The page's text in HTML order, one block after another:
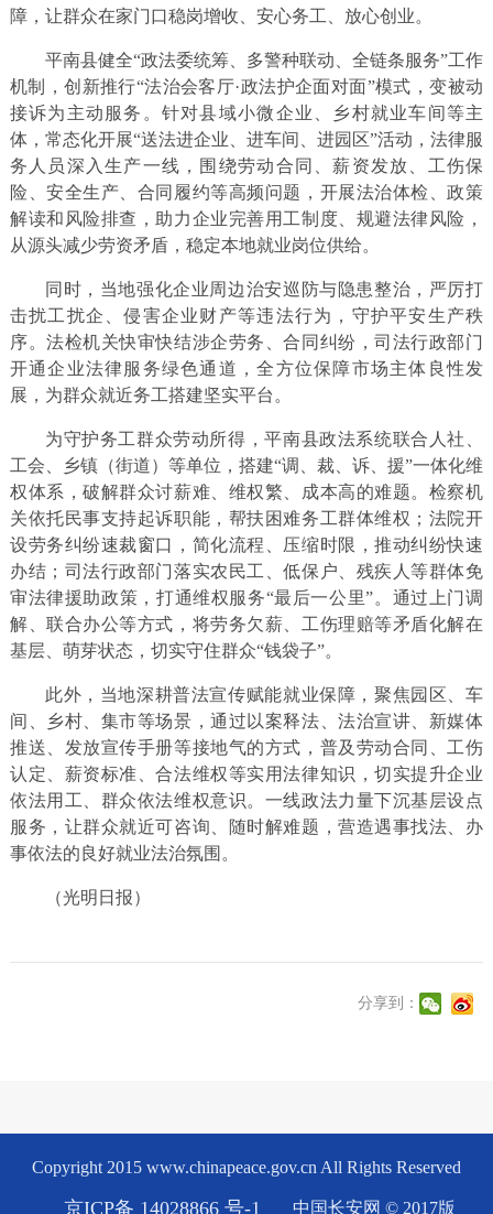
障，让群众在家门口稳岗增收、安心务工、放心创业。
平南县健全“政法委统筹、多警种联动、全链条服务”工作
机制，创新推行“法治会客厅·政法护企面对面”模式，变被动
接诉为主动服务。针对县域小微企业、乡村就业车间等主
体，常态化开展“送法进企业、进车间、进园区”活动，法律服
务人员深入生产一线，围绕劳动合同、薪资发放、工伤保
险、安全生产、合同履约等高频问题，开展法治体检、政策
解读和风险排查，助力企业完善用工制度、规避法律风险，
从源头减少劳资矛盾，稳定本地就业岗位供给。
同时，当地强化企业周边治安巡防与隐患整治，严厉打
击扰工扰企、侵害企业财产等违法行为，守护平安生产秩
序。法检机关快审快结涉企劳务、合同纠纷，司法行政部门
开通企业法律服务绿色通道，全方位保障市场主体良性发
展，为群众就近务工搭建坚实平台。
为守护务工群众劳动所得，平南县政法系统联合人社、
工会、乡镇（街道）等单位，搭建“调、裁、诉、援”一体化维
权体系，破解群众讨薪难、维权繁、成本高的难题。检察机
关依托民事支持起诉职能，帮扶困难务工群体维权；法院开
设劳务纠纷速裁窗口，简化流程、压缩时限，推动纠纷快速
办结；司法行政部门落实农民工、低保户、残疾人等群体免
审法律援助政策，打通维权服务“最后一公里”。通过上门调
解、联合办公等方式，将劳务欠薪、工伤理赔等矛盾化解在
基层、萌芽状态，切实守住群众“钱袋子”。
此外，当地深耕普法宣传赋能就业保障，聚焦园区、车
间、乡村、集市等场景，通过以案释法、法治宣讲、新媒体
推送、发放宣传手册等接地气的方式，普及劳动合同、工伤
认定、薪资标准、合法维权等实用法律知识，切实提升企业
依法用工、群众依法维权意识。一线政法力量下沉基层设点
服务，让群众就近可咨询、随时解难题，营造遇事找法、办
事依法的良好就业法治氛围。
（光明日报）
分享到：
Copyright 2015 www.chinapeace.gov.cn All Rights Reserved
京ICP备 14028866 号-1 中国长安网 © 2017版